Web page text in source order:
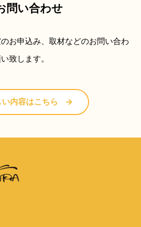
問い合わせ
お申込み、取材などのお問い合わ
致します。
内容はこちら